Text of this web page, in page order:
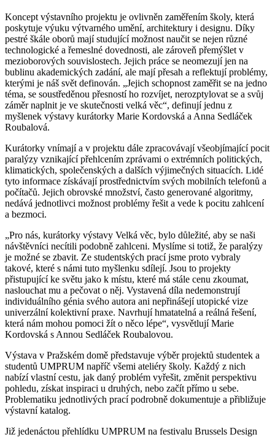
Koncept výstavního projektu je ovlivněn zaměřením školy, která
poskytuje výuku výtvarného umění, architektury i designu. Díky
pestré škále oborů mají studující možnost naučit se nejen různé
technologické a řemeslné dovednosti, ale zároveň přemýšlet v
mezioborových souvislostech. Jejich práce se neomezují jen na
bublinu akademických zadání, ale mají přesah a reflektují problémy,
kterými je náš svět definován. „Jejich schopnost zaměřit se na jedno
téma, se soustředěnou přesností ho rozvíjet, nerozptylovat se a svůj
záměr naplnit je ve skutečnosti velká věc“, definují jednu z
myšlenek výstavy kurátorky Marie Kordovská a Anna Sedláček
Roubalová.
Kurátorky vnímají a v projektu dále zpracovávají všeobjímající pocit
paralýzy vznikající přehlcením zprávami o extrémních politických,
klimatických, společenských a dalších výjimečných situacích. Lidé
tyto informace získávají prostřednictvím svých mobilních telefonů a
počítačů. Jejich obrovské množství, často generované algoritmy,
nedává jednotlivci možnost problémy řešit a vede k pocitu zahlcení
a bezmoci.
„Pro nás, kurátorky výstavy Velká věc, bylo důležité, aby se naši
návštěvníci necítili podobně zahlceni. Myslíme si totiž, že paralýzy
je možné se zbavit. Ze studentských prací jsme proto vybraly
takové, které s námi tuto myšlenku sdílejí. Jsou to projekty
přistupující ke světu jako k místu, které má stále cenu zkoumat,
naslouchat mu a pečovat o něj. Vystavená díla nedemonstrují
individuálního génia svého autora ani nepřinášejí utopické vize
univerzální kolektivní praxe. Navrhují hmatatelná a reálná řešení,
která nám mohou pomoci žít o něco lépe“, vysvětlují Marie
Kordovská s Annou Sedláček Roubalovou.
Výstava v Pražském domě představuje výběr projektů studentek a
studentů UMPRUM napříč všemi ateliéry školy. Každý z nich
nabízí vlastní cestu, jak daný problém vyřešit, změnit perspektivu
pohledu, získat inspiraci u druhých, nebo začít přímo u sebe.
Problematiku jednotlivých prací podrobně dokumentuje a přibližuje
výstavní katalog.
Již jedenáctou přehlídku UMPRUM na festivalu Brussels Design